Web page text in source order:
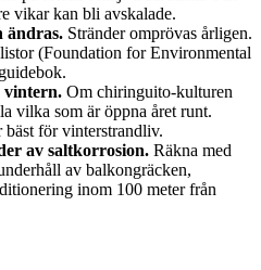
vikar kan bli avskalade.
ändras. Stränder omprövas årligen.
(Foundation for Environmental
vintern. Om chiringuito-kulturen
vilka som är öppna året runt.
för vinterstrandliv.
av saltkorrosion. Räkna med
av balkongräcken,
inom 100 meter från